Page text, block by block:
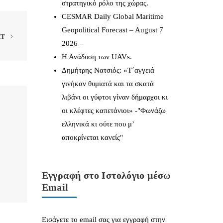
στρατηγικό ρόλο της χώρας.
CESMAR Daily Global Maritime
Geopolitical Forecast – August 7
2026 –
Η Ανάδυση των UAVs.
Δημήτρης Νατσιός: «Τ΄αγγειά
γινήκαν θυμιατά και τα σκατά
λιβάνι οι γύφτοι γίναν δήμαρχοι κι
οι κλέφτες καπετάνιοι» -"Φωνάζω
ελληνικά κι ούτε που μ’
αποκρίνεται κανείς"
Εγγραφή στο Ιστολόγιο μέσω
Email
Εισάγετε το email σας για εγγραφή στην